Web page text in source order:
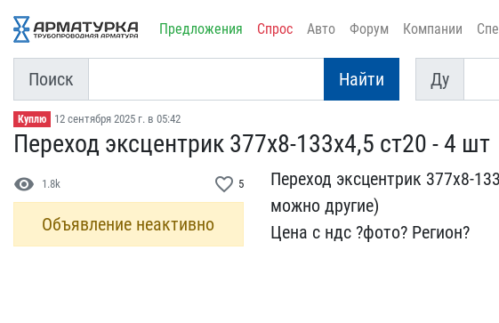
Предложения Спрос Авто Форум Компании
Поиск Найти
Ду
Ду
Куплю 12 сентября 2025 г. в 05:42
Переход эксцентрик 377х8​-133х4,5 ст20 - 4 шт
visibility 1.8k favorite_border 5
Объявление неактивно
Переход эксцентрик 377х8​-
можно ​другие)
Цена с ндс ?фото​? Регион?